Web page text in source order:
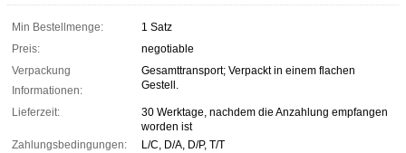
Min Bestellmenge:
1 Satz
Preis:
negotiable
Verpackung
Informationen:
Gesamttransport; Verpackt in einem flachen
Gestell.
Lieferzeit:
30 Werktage, nachdem die Anzahlung empfangen
worden ist
Zahlungsbedingungen:
L/C, D/A, D/P, T/T